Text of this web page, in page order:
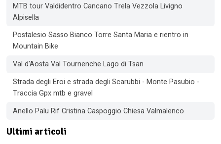
MTB tour Valdidentro Cancano Trela Vezzola Livigno
Alpisella
Postalesio Sasso Bianco Torre Santa Maria e rientro in
Mountain Bike
Val d'Aosta Val Tournenche Lago di Tsan
Strada degli Eroi e strada degli Scarubbi - Monte Pasubio -
Traccia Gpx mtb e gravel
Anello Palu Rif Cristina Caspoggio Chiesa Valmalenco
Ultimi articoli